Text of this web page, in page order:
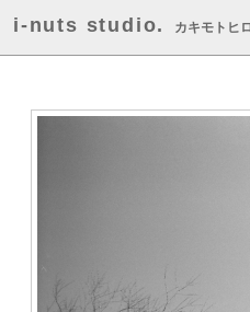
i-nuts studio. カキモトヒ